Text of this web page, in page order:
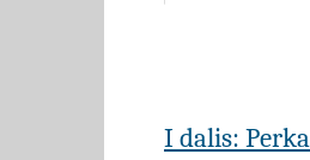
I dalis: